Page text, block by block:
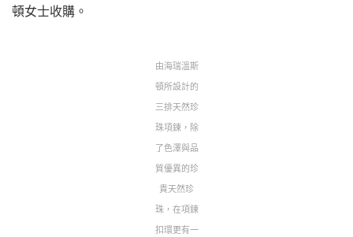
頓女士收購。
由海瑞溫斯
頓所設計的
三排天然珍
珠項鍊，除
了色澤與品
質優異的珍
貴天然珍
珠，在項鍊
扣環更有一